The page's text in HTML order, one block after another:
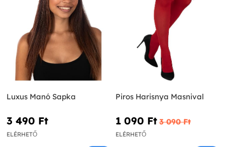
Luxus Manó Sapka
3 490 Ft‎
ELÉRHETŐ
Piros Harisnya Masnival
1 090 Ft‎ 3 090 Ft‎
ELÉRHETŐ